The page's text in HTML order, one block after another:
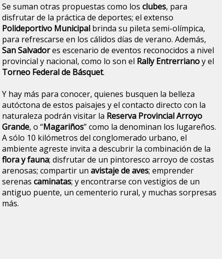
Se suman otras propuestas como losclubes, para
disfrutar de la práctica de deportes; el extenso
Polideportivo Municipal brinda su pileta semi-olímpica,
para refrescarse en los cálidos días de verano. Además,
San Salvadores escenario de eventos reconocidos a nivel
provincial y nacional, como lo son el Rally Entrerrianoy el
Torneo Federal de Básquet.
Y hay más para conocer, quienes busquen la belleza
autóctona de estos paisajes y el contacto directo con la
naturaleza podrán visitar la Reserva Provincial Arroyo
Grande, o “Magariños” como la denominan los lugareños.
A sólo 10 kilómetros del conglomerado urbano, el
ambiente agreste invita a descubrir la combinación de la
flora y fauna; disfrutar de un pintoresco arroyo de costas
arenosas; compartir unavistaje de aves; emprender
serenascaminatas; y encontrarse con vestigios de un
antiguo puente, un cementerio rural, y muchas sorpresas
más.